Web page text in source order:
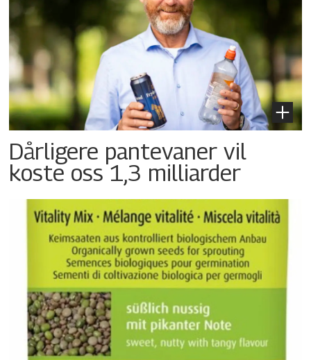
Dårligere pantevaner vil
koste oss 1,3 milliarder